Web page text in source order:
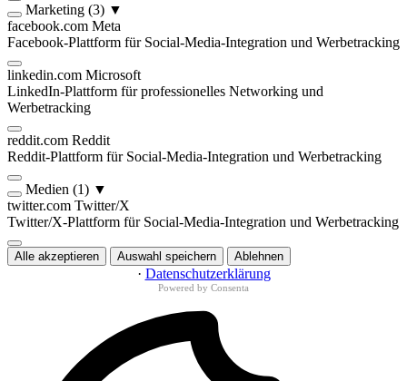
Marketing (3) ▼
facebook.com Meta
Facebook-Plattform für Social-Media-Integration und Werbetracking
linkedin.com Microsoft
LinkedIn-Plattform für professionelles Networking und
Werbetracking
reddit.com Reddit
Reddit-Plattform für Social-Media-Integration und Werbetracking
Medien (1) ▼
twitter.com Twitter/X
Twitter/X-Plattform für Social-Media-Integration und Werbetracking
Alle akzeptieren Auswahl speichern Ablehnen
· Datenschutzerklärung
Powered by Consenta